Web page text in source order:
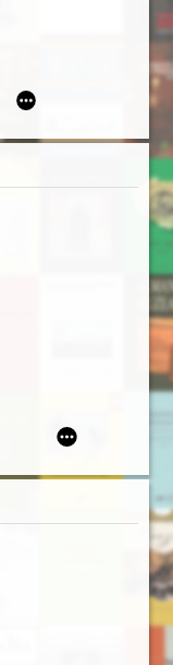
i towarzyski
: materiały
League : (on the